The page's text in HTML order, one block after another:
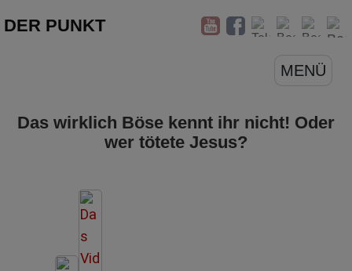
DER PUNKT
MENÜ
Das wirklich Böse kennt ihr nicht! Oder
wer tötete Jesus?